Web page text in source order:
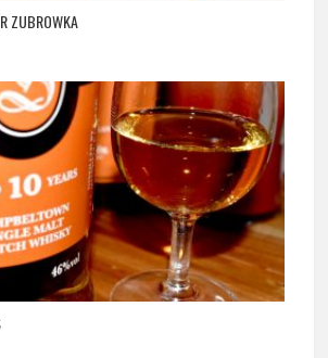
ZUBROWKA